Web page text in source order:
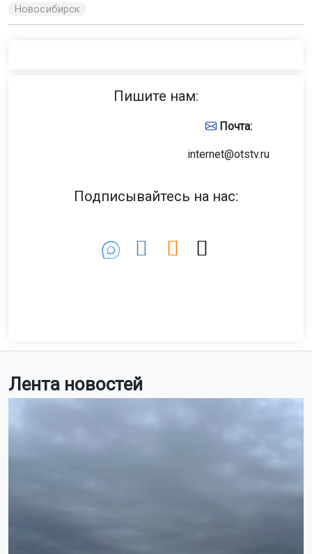
Лента новостей
Новосибирск
Пишите нам:
Почта:
internet@otstv.ru
Подписывайтесь на нас: